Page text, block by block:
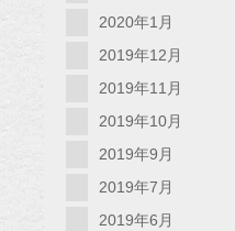
2020年1月
2019年12月
2019年11月
2019年10月
2019年9月
2019年7月
2019年6月